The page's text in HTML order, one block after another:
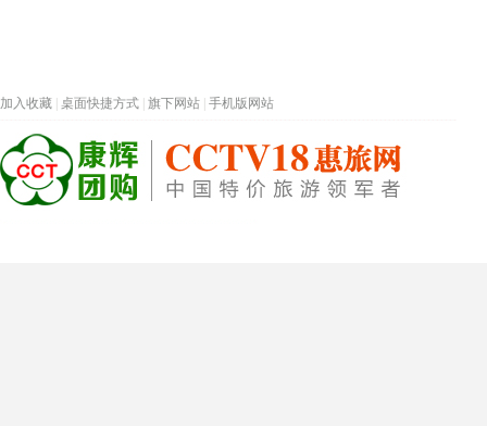
加入收藏 桌面快捷方式 旗下网站 手机版网站